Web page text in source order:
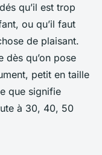
qu’il est trop
ou qu’il faut
de plaisant.
dès qu’on pose
petit en taille
que signifie
à 30, 40, 50